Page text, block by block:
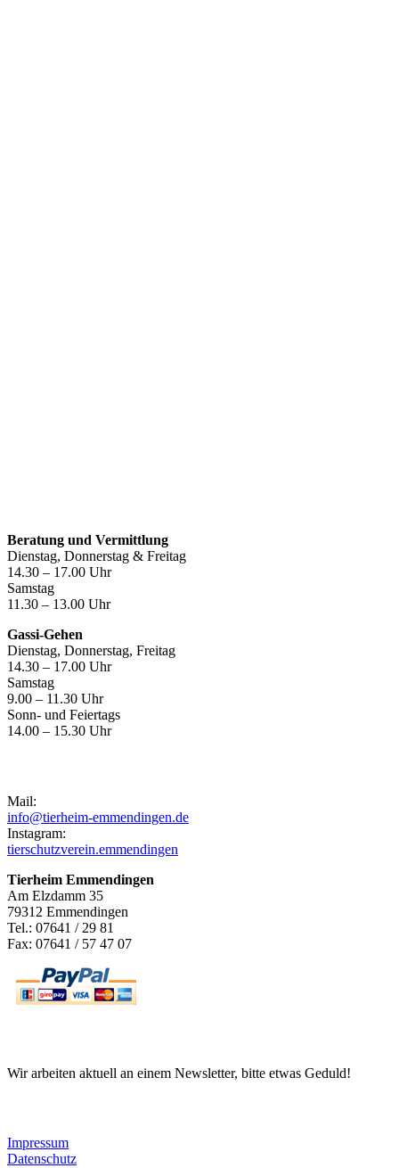
Beratung und Vermittlung
Dienstag, Donnerstag & Freitag
14.30 – 17.00 Uhr
Samstag
11.30 – 13.00 Uhr
Gassi-Gehen
Dienstag, Donnerstag, Freitag
14.30 – 17.00 Uhr
Samstag
9.00 – 11.30 Uhr
Sonn- und Feiertags
14.00 – 15.30 Uhr
Mail:
info@tierheim-emmendingen.de
Instagram:
tierschutzverein.emmendingen
Tierheim Emmendingen
Am Elzdamm 35
79312 Emmendingen
Tel.: 07641 / 29 81
Fax: 07641 / 57 47 07
Wir arbeiten aktuell an einem Newsletter, bitte etwas Geduld!
Impressum
Datenschutz